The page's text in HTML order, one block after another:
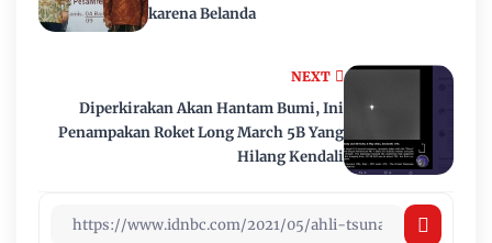
NEXT
Diperkirakan Akan Hantam Bumi, Ini
Penampakan Roket Long March 5B Yang
Hilang Kendali
karena Belanda